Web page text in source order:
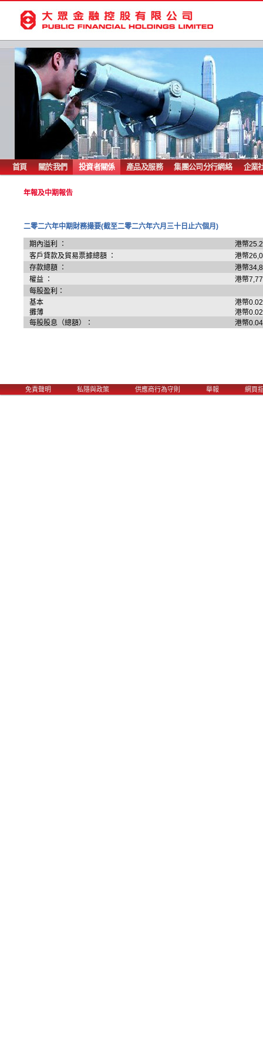
首頁 關於我們 投資者關係 產品及服務 集團公司分行網絡 企業
年報及中期報告
二零二六年中期財務撮要(截至二零二六年六月三十日止六個月)
期內溢利 ：
港幣
客戶貸款及貿易票據總額 ：
港幣
存款總額 ：
港幣
權益 ：
港幣
每股盈利：
基本
攤薄
港幣
港幣
每股股息（總額）：
港幣
Main menu Skip to primary content
Skip to secondary content
免責聲明 私隱與政策 供應商行為守則 舉報 網頁